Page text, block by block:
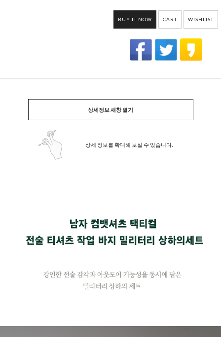
BUY IT NOW CART WISHLIST
상세정보 새창 열기
상세 정보를 확대해 보실 수 있습니다.